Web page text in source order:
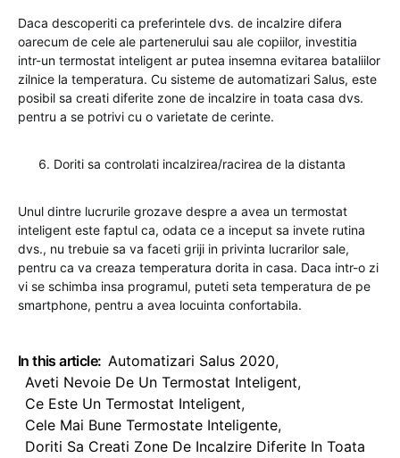
Daca descoperiti ca preferintele dvs. de incalzire difera
oarecum de cele ale partenerului sau ale copiilor, investitia
intr-un termostat inteligent ar putea insemna evitarea bataliilor
zilnice la temperatura. Cu sisteme de automatizari Salus, este
posibil sa creati diferite zone de incalzire in toata casa dvs.
pentru a se potrivi cu o varietate de cerinte.
Doriti sa controlati incalzirea/racirea de la distanta
Unul dintre lucrurile grozave despre a avea un termostat
inteligent este faptul ca, odata ce a inceput sa invete rutina
dvs., nu trebuie sa va faceti griji in privinta lucrarilor sale,
pentru ca va creaza temperatura dorita in casa. Daca intr-o zi
vi se schimba insa programul, puteti seta temperatura de pe
smartphone, pentru a avea locuinta confortabila.
In this article: Automatizari Salus 2020,
Aveti Nevoie De Un Termostat Inteligent,
Ce Este Un Termostat Inteligent,
Cele Mai Bune Termostate Inteligente,
Doriti Sa Creati Zone De Incalzire Diferite In Toata